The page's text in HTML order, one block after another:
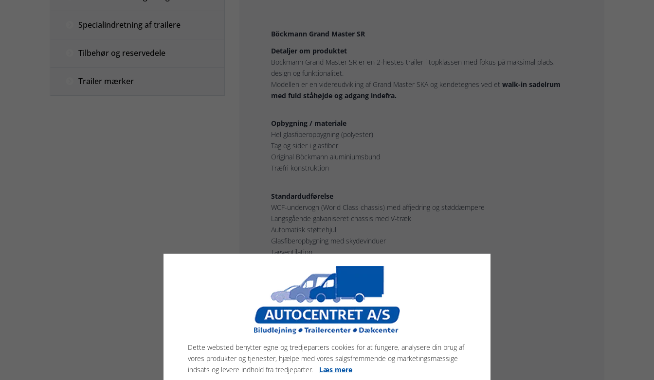
Specialindretning af trailere
Tilbehør og reservedele
Trailer mærker
Böckmann Grand Master SR
Detaljer om produktet
Böckmann Grand Master SR er en 2-hestes trailer i topklassen med fokus på maksimal plads,
design og funktionalitet.
Modellen er en videreudvikling af Grand Master SKA og kendetegnes ved et walk-in sadelrum
med fuld ståhøjde og adgang indefra.
Opbygning / materiale
Hel glasfiberopbygning (polyester)
Tag og sider i glasfiber
Original Böckmann aluminiumsbund
Træfri konstruktion
Standardudførelse
WCF-undervogn (World Class chassis) med affjedring og støddæmpere
Langsgående galvaniseret chassis med V-træk
Automatisk støttehjul
Glasfiberopbygning med skydevinduer
Tagventilation
Walk-in sadelrum med fuld højde og adgang inde- og udefra
Udtrækkelige og justerbare sadelholdere
Hylder, trensekroge, spejl, kost og skovl
LED-belysning (hvid/blå)
Multi Safe System (MSS), justerbar
Gennemsigtig PVC-skillerum
Gummibund (påklæbet og forseglet)
Gummimåtte på bagrampe med trinlister og sidestop
Lyssystem med baklys og 13-polet stik
Dette websted benytter egne og tredjeparters cookies for at fungere, analysere din brug af
vores produkter og tjenester, hjælpe med vores salgsfremmende og marketingsmæssige
indsats og levere indhold fra tredjeparter. Læs mere